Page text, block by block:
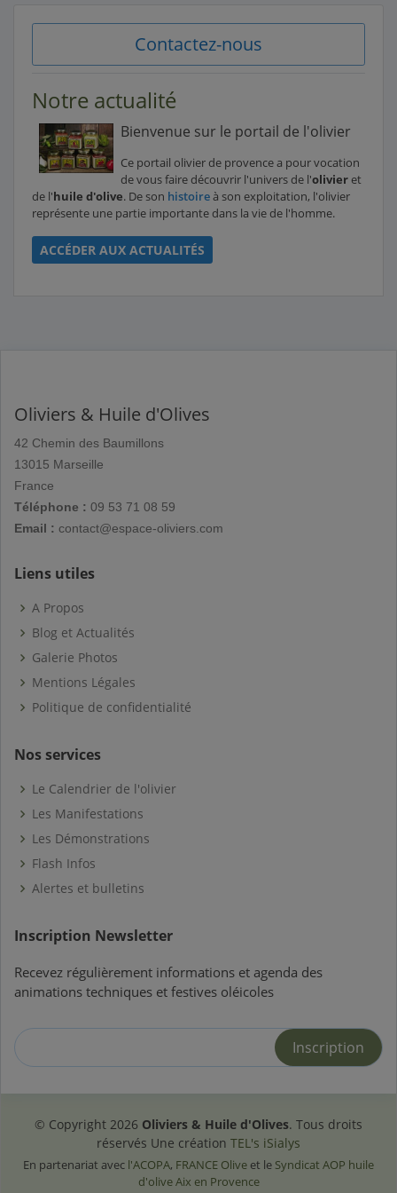
Contactez-nous
Notre actualité
Bienvenue sur le portail de l'olivier
Ce portail olivier de provence a pour vocation
de vous faire découvrir l'univers de l'olivier et
de l'huile d'olive. De son histoireà son exploitation, l'olivier
représente une partie importante dans la vie de l'homme.
ACCÉDER AUX ACTUALITÉS
Oliviers & Huile d'Olives
42 Chemin des Baumillons
13015 Marseille
France
Téléphone : 09 53 71 08 59
Email : contact@espace-oliviers.com
Liens utiles
A Propos
Blog et Actualités
Galerie Photos
Mentions Légales
Politique de confidentialité
Nos services
Le Calendrier de l'olivier
Les Manifestations
Les Démonstrations
Flash Infos
Alertes et bulletins
Inscription Newsletter
Recevez régulièrement informations et agenda des
animations techniques et festives oléicoles
© Copyright 2026 Oliviers & Huile d'Olives. Tous droits
réservés Une création TEL's iSialys
En partenariat avec l'ACOPA, FRANCE Olive et le Syndicat AOP huile
d'olive Aix en Provence